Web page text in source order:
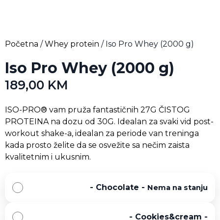
Početna /Whey protein / Iso Pro Whey (2000 g)
Iso Pro Whey (2000 g)
189,00 KM
ISO-PRO® vam pruža fantastičnih 27G ČISTOG
PROTEINA na dozu od 30G. Idealan za svaki vid post-
workout shake-a, idealan za periode van treninga
kada prosto želite da se osvežite sa nečim zaista
kvalitetnim i ukusnim.
- Chocolate - Nema na stanju
- Cookies&cream -